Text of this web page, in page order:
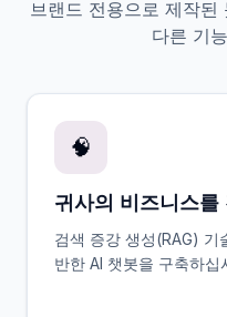
브랜드 전용으로 제작
다른 기
🧠
귀사의 비즈니스를
검색 증강 생성(RAG) 기
반한 AI 챗봇을 구축하